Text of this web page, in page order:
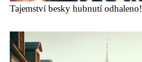
Tajemství besky hubnutí odhaleno!